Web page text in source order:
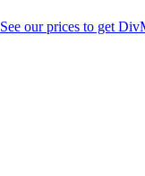
See our prices to get